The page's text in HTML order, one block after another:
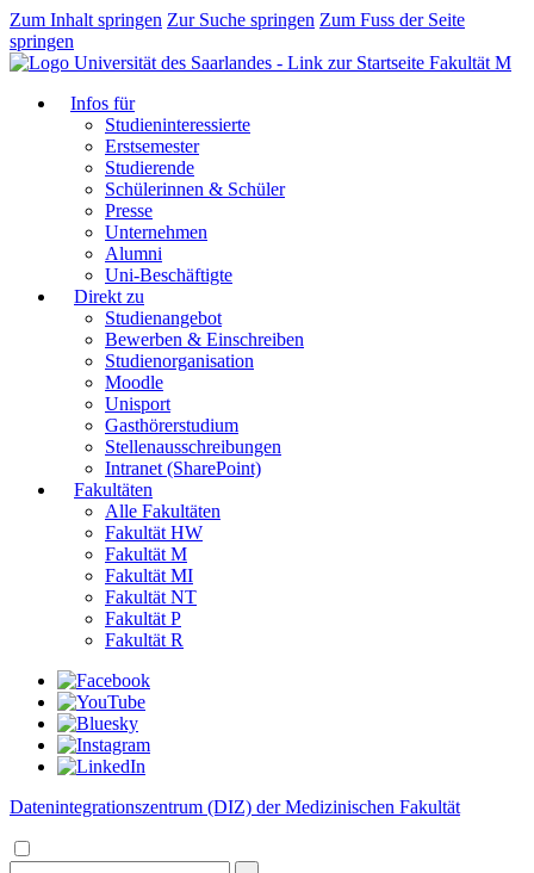
Zum Inhalt springen Zur Suche springen Zum Fuss der Seite
springen
Fakultät M
Infos für
Studieninteressierte
Erstsemester
Studierende
Schülerinnen & Schüler
Presse
Unternehmen
Alumni
Uni-Beschäftigte
Direkt zu
Studienangebot
Bewerben & Einschreiben
Studienorganisation
Moodle
Unisport
Gasthörerstudium
Stellenausschreibungen
Intranet (SharePoint)
Fakultäten
Alle Fakultäten
Fakultät HW
Fakultät M
Fakultät MI
Fakultät NT
Fakultät P
Fakultät R
Datenintegrationszentrum (DIZ) der Medizinischen Fakultät